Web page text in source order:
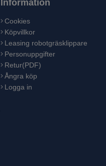
Information
Cookies
Köpvillkor
Leasing robotgräsklippare
Personuppgifter
Retur(PDF)
Ångra köp
Logga in